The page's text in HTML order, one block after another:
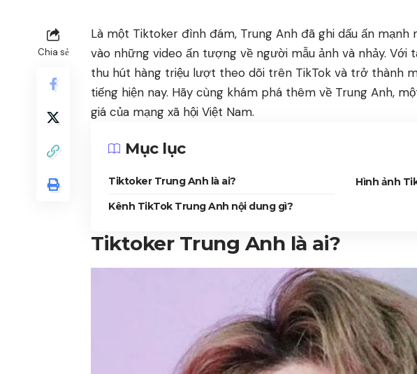
Chia sẻ
Là một Tiktoker đình đám, Trung Anh đã ghi dấu ấn
vào những video ấn tượng về người mẫu ảnh và nhảy. Với
thu hút hàng triệu lượt theo dõi trên TikTok và trở thành
tiếng hiện nay. Hãy cùng khám phá thêm về Trung Anh,
giá của mạng xã hội Việt Nam.
Mục lục
Tiktoker Trung Anh là ai?
Kênh TikTok Trung Anh nội dung gì?
Hình ảnh
Tiktoker Trung Anh là ai?